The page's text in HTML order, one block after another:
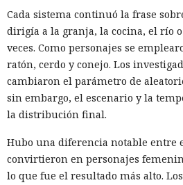
Cada sistema continuó la frase
dirigía a la granja, la cocina, el río
veces. Como personajes se
ratón, cerdo y conejo. Los
cambiaron el parámetro de
sin embargo, el escenario y la
la distribución final.
Hubo una diferencia notable entre
convirtieron en personajes
lo que fue el resultado más alto.